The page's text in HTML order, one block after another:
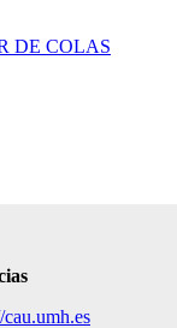
DE COLAS
cau.umh.es